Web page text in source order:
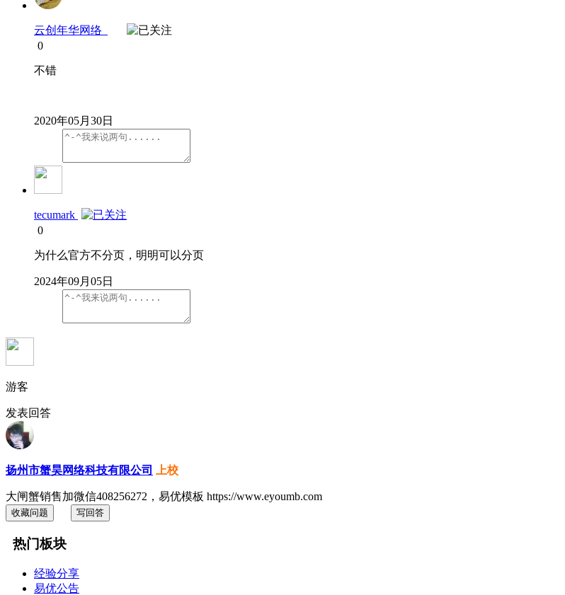
云创年华网络
0
不错
2020年05月30日
tecumark
0
为什么官方不分页，明明可以分页
2024年09月05日
游客
发表回答
扬州市蟹昊网络科技有限公司 上校
大闸蟹销售加微信408256272，易优模板 https://www.eyoumb.com
收藏问题 写回答
热门板块
经验分享
易优公告